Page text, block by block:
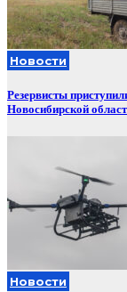
Новости
Резервисты
Новосибирской
Новости